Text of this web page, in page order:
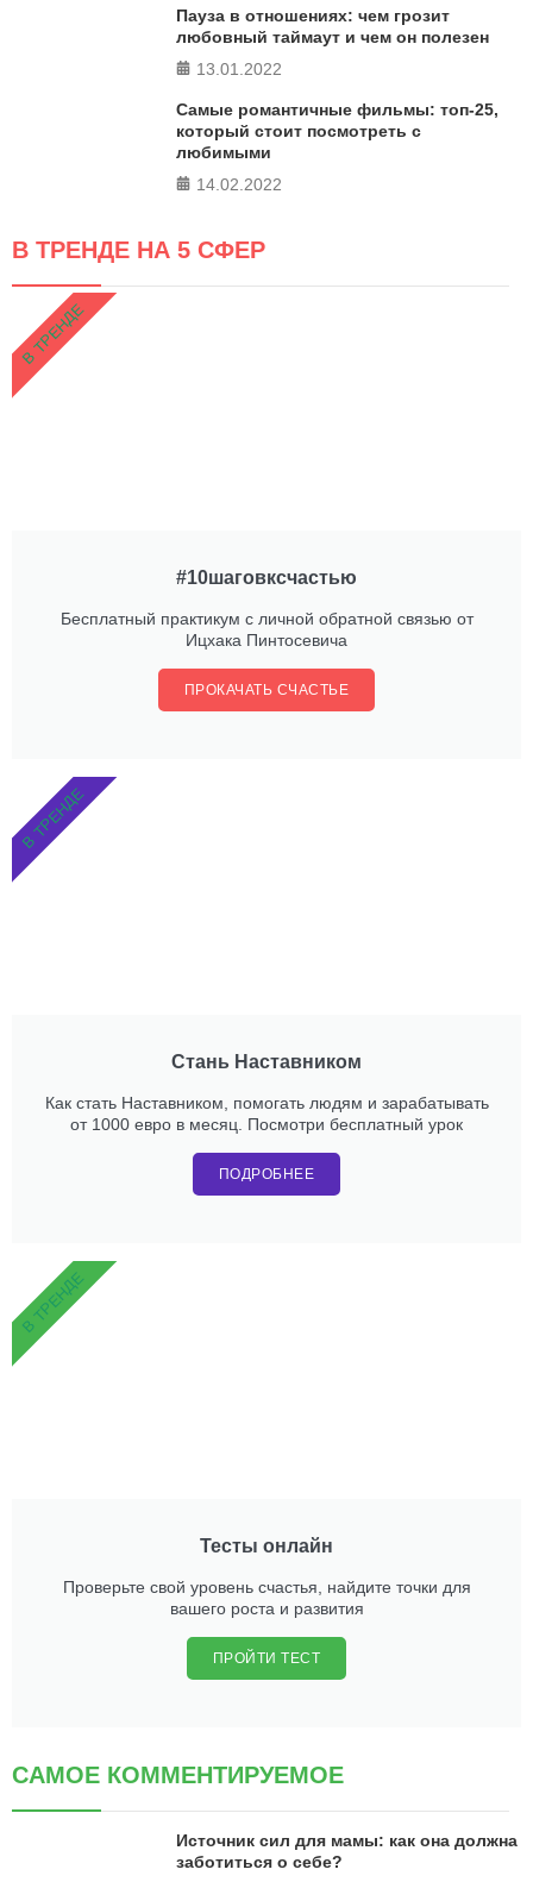
Пауза в отношениях: чем грозит
любовный таймаут и чем он полезен
13.01.2022
Самые романтичные фильмы: топ-25,
который стоит посмотреть с
любимыми
14.02.2022
В ТРЕНДЕ НА 5 СФЕР
#10шаговксчастью
Бесплатный практикум с личной обратной связью от
Ицхака Пинтосевича
ПРОКАЧАТЬ СЧАСТЬЕ
В ТРЕНДЕ
Стань Наставником
Как стать Наставником, помогать людям и зарабатывать
от 1000 евро в месяц. Посмотри бесплатный урок
ПОДРОБНЕЕ
В ТРЕНДЕ
Тесты онлайн
Проверьте свой уровень счастья, найдите точки для
вашего роста и развития
ПРОЙТИ ТЕСТ
В ТРЕНДЕ
САМОЕ КОММЕНТИРУЕМОЕ
Источник сил для мамы: как она должна
заботиться о себе?